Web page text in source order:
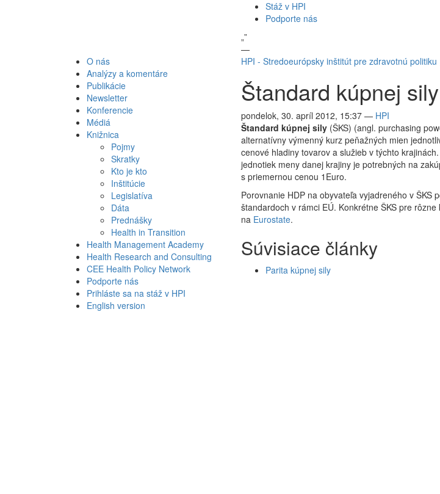
Stáž v HPI
Podporte nás
„”
—
O nás
Analýzy a komentáre
Publikácie
Newsletter
Konferencie
Médiá
Knižnica
Pojmy
Skratky
Kto je kto
Inštitúcie
Legislatíva
Dáta
Prednášky
Health in Transition
Health Management Academy
Health Research and Consulting
CEE Health Policy Network
Podporte nás
Prihláste sa na stáž v HPI
English version
HPI - Stredoeurópsky inštitút pre zdravotnú politiku
Štandard kúpnej sily
pondelok, 30. apríl 2012, 15:37 — HPI
Štandard kúpnej sily (ŠKS) (angl. purchasing
alternatívny výmenný kurz peňažných mien
cenové hladiny tovarov a služieb v týchto
jednotiek meny danej krajiny je potrebných na
s priemernou cenou 1Euro.
Porovnanie HDP na obyvateľa vyjadreného v ŠKS
štandardoch v rámci EÚ. Konkrétne ŠKS pre
na Eurostate.
Súvisiace články
Parita kúpnej sily